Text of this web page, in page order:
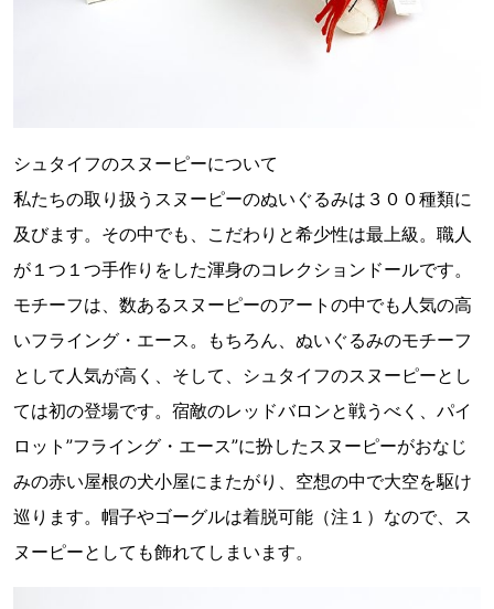
シュタイフのスヌーピーについて
私たちの取り扱うスヌーピーのぬいぐるみは３００種類に
及びます。その中でも、こだわりと希少性は最上級。職人
が１つ１つ手作りをした渾身のコレクションドールです。
モチーフは、数あるスヌーピーのアートの中でも人気の高
いフライング・エース。もちろん、ぬいぐるみのモチーフ
として人気が高く、そして、シュタイフのスヌーピーとし
ては初の登場です。宿敵のレッドバロンと戦うべく、パイ
ロット”フライング・エース”に扮したスヌーピーがおなじ
みの赤い屋根の犬小屋にまたがり、空想の中で大空を駆け
巡ります。帽子やゴーグルは着脱可能（注１）なので、ス
ヌーピーとしても飾れてしまいます。